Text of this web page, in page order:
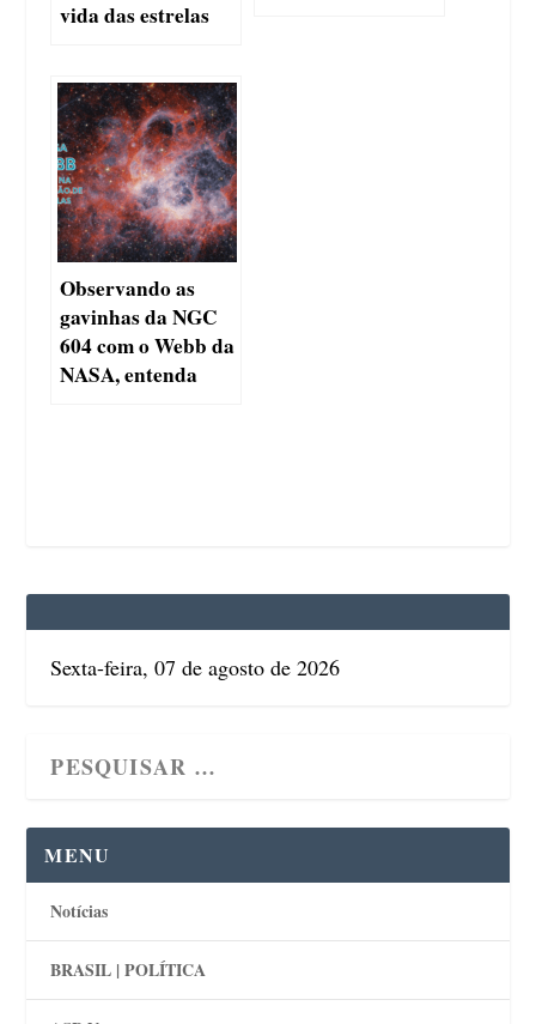
vida das estrelas
Observando as
gavinhas da NGC
604 com o Webb da
NASA, entenda
Sexta-feira, 07 de agosto de 2026
MENU
Notícias
BRASIL | POLÍTICA